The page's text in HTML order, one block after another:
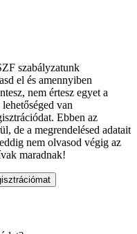
szabályzatunk
el és amennyiben
nem értesz egyet a
van
Ebben az
de a megrendelésed adatait
nem olvasod végig az
maradnak!